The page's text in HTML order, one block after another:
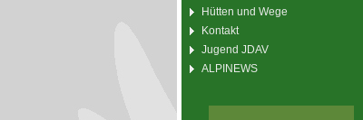
Hütten und Wege
Kontakt
Jugend JDAV
ALPINEWS